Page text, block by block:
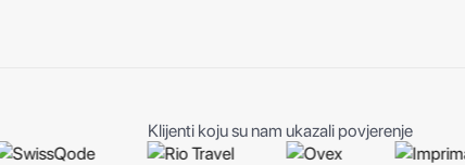
Klijenti koju su nam ukazali povjerenje